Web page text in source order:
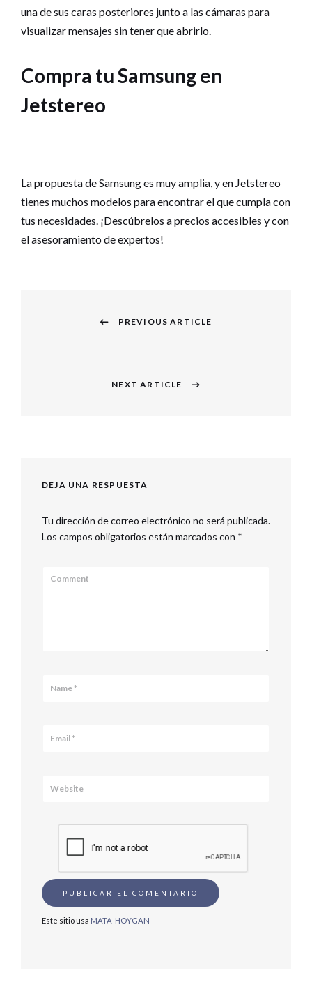
una de sus caras posteriores junto a las cámaras para
visualizar mensajes sin tener que abrirlo.
Compra tu Samsung en
Jetstereo
La propuesta de Samsung es muy amplia, y en Jetstereo
tienes muchos modelos para encontrar el que cumpla con
tus necesidades. ¡Descúbrelos a precios accesibles y con
el asesoramiento de expertos!
PREVIOUS ARTICLE
NEXT ARTICLE
DEJA UNA RESPUESTA
Tu dirección de correo electrónico no será publicada.
Los campos obligatorios están marcados con *
Este sitio usa MATA-HOYGAN